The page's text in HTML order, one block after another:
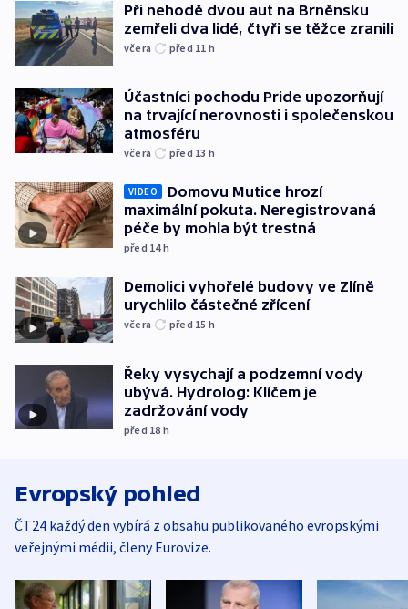
Při nehodě dvou aut na Brněnsku
zemřeli dva lidé, čtyři se těžce zranili
včera před 11 h
Účastníci pochodu Pride upozorňují
na trvající nerovnosti i společenskou
atmosféru
včera před 13 h
VIDEO
Domovu Mutice hrozí
maximální pokuta. Neregistrovaná
péče by mohla být trestná
před 14h
Demolici vyhořelé budovy ve Zlíně
urychlilo částečné zřícení
včera před 15 h
Řeky vysychají a podzemní vody
ubývá. Hydrolog: Klíčem je
zadržování vody
před 18 h
Evropský pohled
ČT24 každý den vybírá z obsahu publikovaného evropskými
veřejnými médii, členy Eurovize.